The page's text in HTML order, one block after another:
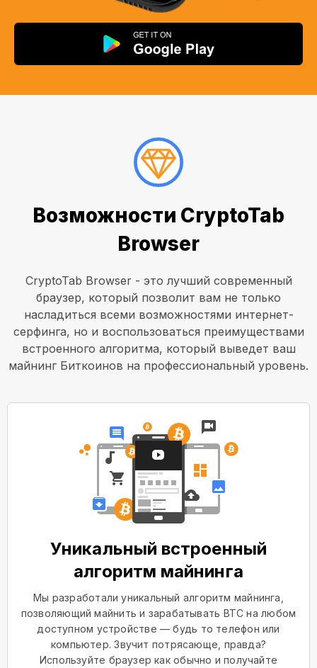
Возможности CryptoTab
Browser
CryptoTab Browser - это лучший современный
браузер, который позволит вам не только
насладиться всеми возможностями интернет-
серфинга, но и воспользоваться преимуществами
встроенного алгоритма, который выведет ваш
майнинг Биткоинов на профессиональный уровень.
Уникальный встроенный
алгоритм майнинга
Мы разработали уникальный алгоритм майнинга,
позволяющий майнить и зарабатывать BTC на любом
доступном устройстве — будь то телефон или
компьютер. Звучит потрясающе, правда?
Используйте браузер как обычно и получайте